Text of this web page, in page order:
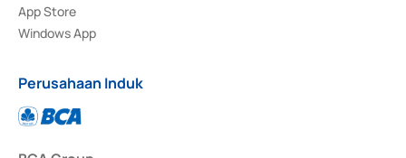
App Store
Windows App
Perusahaan Induk